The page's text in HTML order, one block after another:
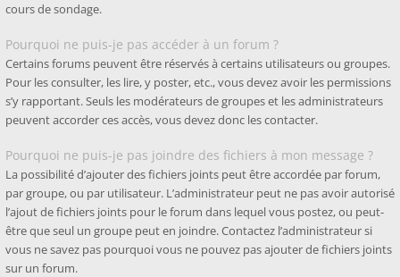
cours de sondage.
Pourquoi ne puis-je pas accéder à un forum ?
Certains forums peuvent être réservés à certains utilisateurs ou groupes.
Pour les consulter, les lire, y poster, etc., vous devez avoir les permissions
s’y rapportant. Seuls les modérateurs de groupes et les administrateurs
peuvent accorder ces accès, vous devez donc les contacter.
Pourquoi ne puis-je pas joindre des fichiers à mon message ?
La possibilité d’ajouter des fichiers joints peut être accordée par forum,
par groupe, ou par utilisateur. L’administrateur peut ne pas avoir autorisé
l’ajout de fichiers joints pour le forum dans lequel vous postez, ou peut-
être que seul un groupe peut en joindre. Contactez l’administrateur si
vous ne savez pas pourquoi vous ne pouvez pas ajouter de fichiers joints
sur un forum.